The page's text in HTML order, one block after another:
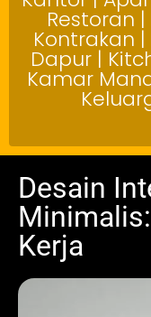
Restoran
Kontrakan
Dapur |
Kamar
Desain
Kerja